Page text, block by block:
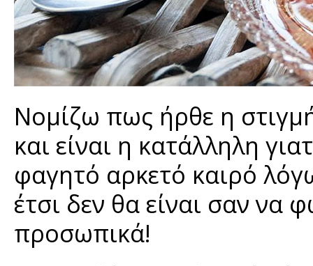
Νομίζω πως ήρθε η
και είναι η κατάλληλη
φαγητό αρκετό καιρό
έτσι δεν θα είναι σαν να
προσωπικά!